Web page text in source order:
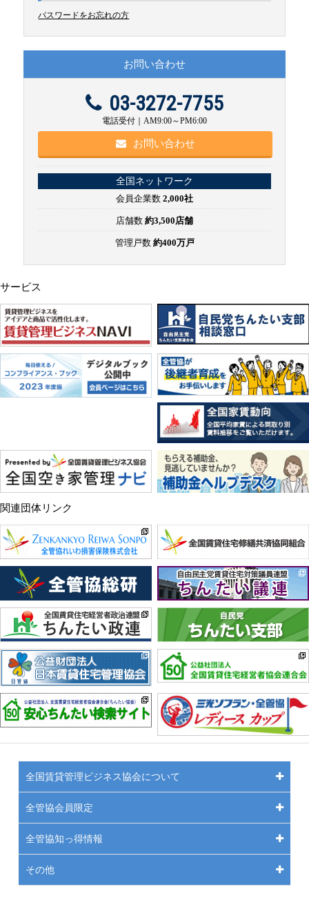
パスワードをお忘れの方
お問い合わせ
03-3272-7755
電話受付｜AM9:00～PM6:00
お問い合わせ
全国ネットワーク
会員企業数 2,000社
店舗数 約3,500店舗
管理戸数 約400万戸
サービス
関連団体リンク
全国賃貸管理ビジネス協会について
全管協会員限定
全管協知っ得情報
その他